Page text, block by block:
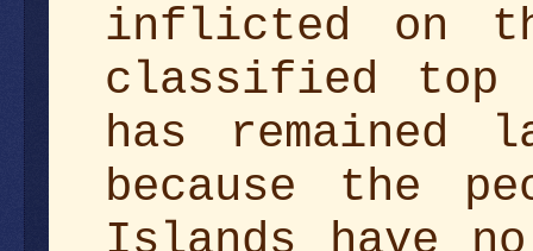
inflicted on
classified top
has remained
because the